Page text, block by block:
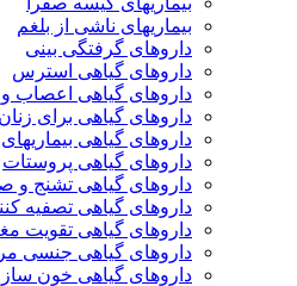
بیماریهای ناشی از بلغم
داروهای گرفتگی بینی
داروهای گیاهی استرس
داروهای گیاهی اعصاب
داروهای گیاهی برای زنان
داروهای گیاهی
داروهای گیاهی پروستات
داروهای گیاهی تشنج و
داروهای گیاهی تصفیه
داروهای گیاهی تقویت
داروهای گیاهی جنسی
داروهای گیاهی خون ساز